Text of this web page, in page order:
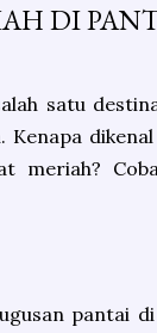
DI
satu
Kenapa
meriah?
pantai